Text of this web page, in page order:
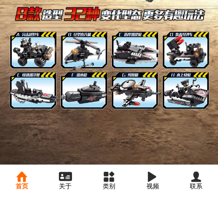
首页 关于 类别 视频 联系